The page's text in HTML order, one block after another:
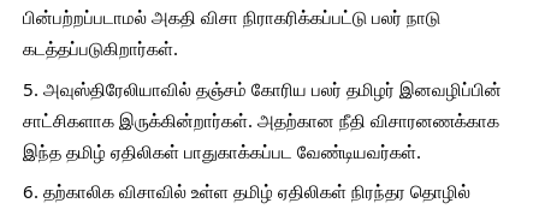
பின்பற்றப்படாமல் அகதி விசா நிராகரிக்கப்பட்டு பலர் நாடு
கடத்தப்படுகிறார்கள்.
5. அவுஸ்திரேலியாவில் தஞ்சம் கோரிய பலர் தமிழர் இனவழிப்பின்
சாட்சிகளாக இருக்கின்றார்கள். அதற்கான நீதி விசாரனணக்காக
இந்த தமிழ் ஏதிலிகள் பாதுகாக்கப்பட வேண்டியவர்கள்.
6. தற்காலிக விசாவில் உள்ள தமிழ் ஏதிலிகள் நிரந்தர தொழில்